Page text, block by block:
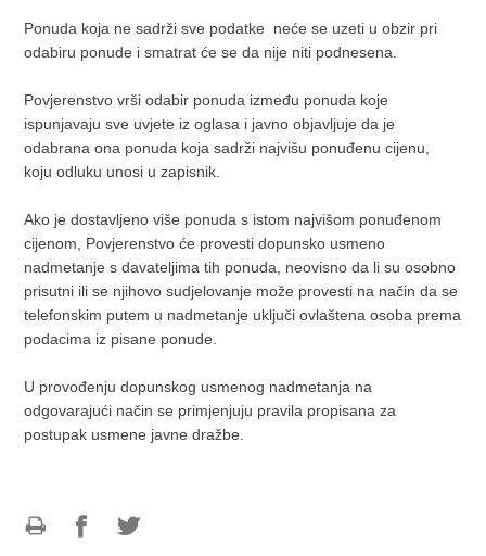
Ponuda koja ne sadrži sve podatke neće se uzeti u obzir pri
odabiru ponude i smatrat će se da nije niti podnesena.
Povjerenstvo vrši odabir ponuda između ponuda koje
ispunjavaju sve uvjete iz oglasa i javno objavljuje da je
odabrana ona ponuda koja sadrži najvišu ponuđenu cijenu,
koju odluku unosi u zapisnik.
Ako je dostavljeno više ponuda s istom najvišom ponuđenom
cijenom, Povjerenstvo će provesti dopunsko usmeno
nadmetanje s davateljima tih ponuda, neovisno da li su osobno
prisutni ili se njihovo sudjelovanje može provesti na način da se
telefonskim putem u nadmetanje uključi ovlaštena osoba prema
podacima iz pisane ponude.
U provođenju dopunskog usmenog nadmetanja na
odgovarajući način se primjenjuju pravila propisana za
postupak usmene javne dražbe.